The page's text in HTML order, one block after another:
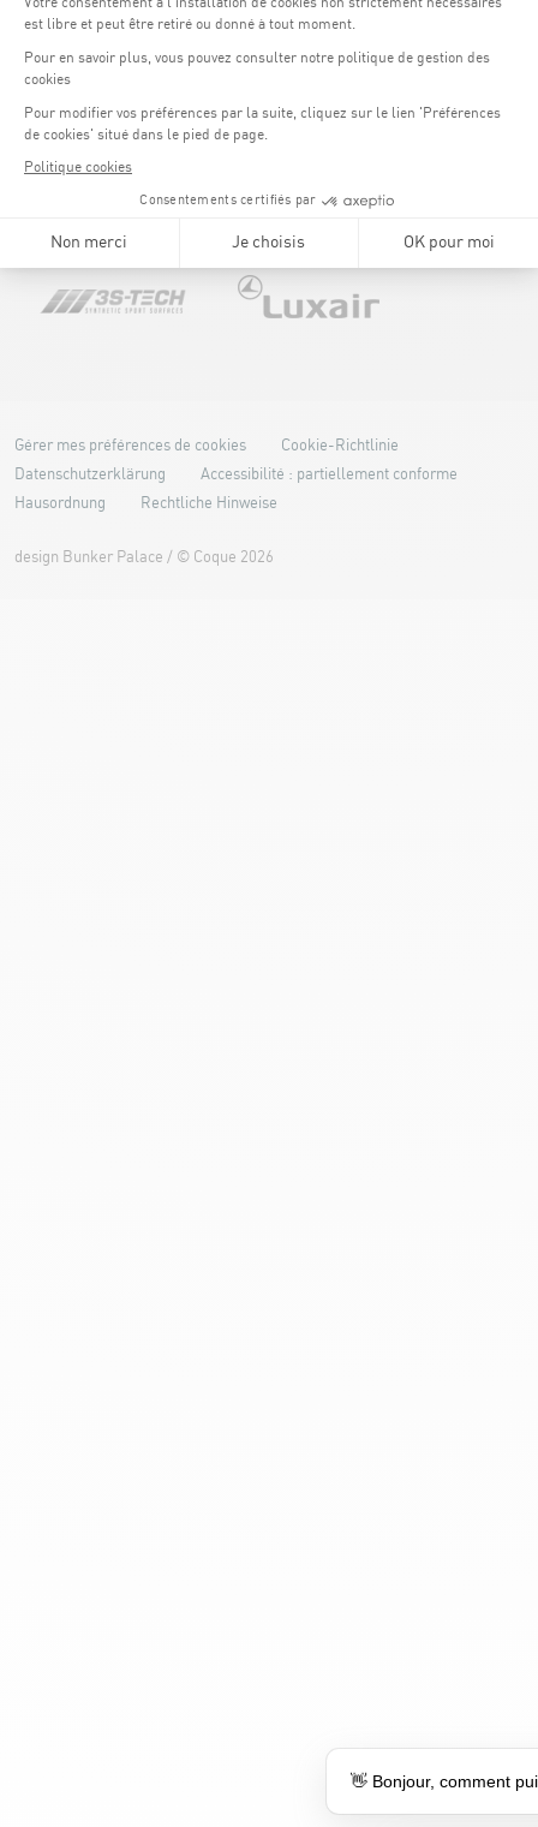
Gérer mes préférences de cookies
Cookie-Richtlinie
Datenschutzerklärung
Accessibilité : partiellement conforme
Hausordnung
Rechtliche Hinweise
design Bunker Palace / © Coque 2026
👋 Bonjour, comment